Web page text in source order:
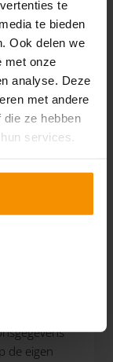
te
te bieden
Ook delen we
met onze
analyse. Deze
met andere
ze hebben
services.
maken van
die wordt
gaan.
de eigen